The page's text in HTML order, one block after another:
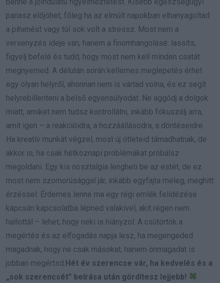
panasz előjöhet, főleg ha az elmúlt napokban elhanyagoltad
a pihenést vagy túl sok volt a stressz. Most nem a
versenyzés ideje van, hanem a finomhangolásé: lassíts,
figyelj befelé és tudd, hogy most nem kell minden csatát
megnyerned. A délután során kellemes meglepetés érhet
egy olyan helyről, ahonnan nem is vártad volna, és ez segít
helyrebillenteni a belső egyensúlyodat. Ne aggódj a dolgok
miatt, amiket nem tudsz kontrollálni, inkább fókuszálj arra,
amit igen – a reakcióidra, a hozzáállásodra, a döntéseidre.
Ha kreatív munkát végzel, most új ötleteid támadhatnak, de
akkor is, ha csak hétköznapi problémákat próbálsz
megoldani. Egy kis nosztalgia lengheti be az estét, de ez
most nem szomorúsággal jár, inkább egyfajta meleg, meghitt
érzéssel. Érdemes lenne ma egy régi emlék felidézése
kapcsán kapcsolatba lépned valakivel, akit régen nem
hallottál – lehet, hogy neki is hiányzol. A csütörtök a
megértés és az elfogadás napja lesz, ha megengeded
magadnak, hogy ne csak másokat, hanem önmagadat is
jobban megértsd.Hét év szerencse vár, ha kedvelés és a
„sok szerencsét” beírása után gördítesz lejjebb!